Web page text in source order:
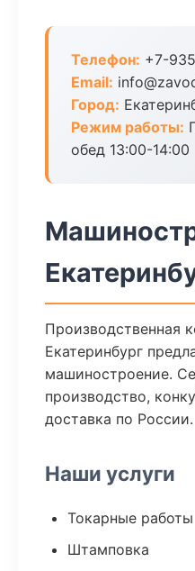
Телефон: +7-
Email:
Город:
Режим работы:
обед 13:00-14:00
Производственная
Екатеринбург
машиностроение.
производство,
доставка по России.
Наши услуги
Токарные работы
Штамповка